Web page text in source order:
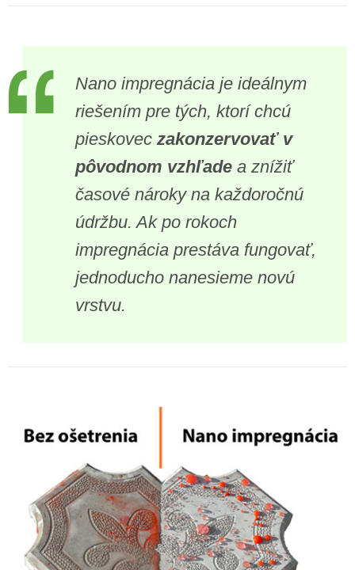
Nano impregnácia je ideálnym
riešením pre tých, ktorí chcú
pieskovec zakonzervovať v
pôvodnom vzhľade a znížiť
časové nároky na každoročnú
údržbu. Ak po rokoch
impregnácia prestáva fungovať,
jednoducho nanesieme novú
vrstvu.